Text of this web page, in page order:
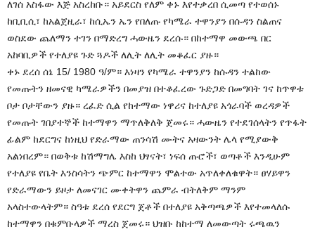
ለገሰ አስፋው እጅ አስረከቡ። አይደርስ የለም ቀኑ እየተቃረበ ሲመጣ የተወሰኑ
ከቢቢሲ፣ ከአልጀዚራ፣ ከሲኤን ኤን የበለጡ የካሜራ ተዋንያን በሱዳን ስልጠና
ወስደው ጨለማን ተገን በማድረግ ሓውዜን ደረሱ። በከተማዋ መውጫ በር
አከባቢዎች የተለያዩ ጉድ ጓዶች ለሊት ለሊት መቆፈር ያዙ።
ቀኑ ደረሰ ሰኔ 15/ 1980 ዓ/ም። እነዛን የካሜራ ተዋንያን ከሱዳን ተልከው
የመጡትን ዘመናዊ ካሜራዎችን በመያዝ በተቆፈረው ጉድጋድ በመግባት ገና ከጥዋቱ
ቦታ ቦታቸውን ያዙ። ረፈድ ሲል የከተማው ነዋሪና ከተለያዩ አጎራባች ወረዳዎች
የመጡት ገበያተኞች ከተማዋን ማጥለቅለቅ ጀመሩ። ሓውዜን የተደገሰላትን የጥፋት
ፊልም ከደርግና ከነዚህ የድራማው ጠንሳሽ ሙትና አዛውንት ሌላ የሚያውቅ
አልነበረም። በወቅቱ ከሽማግሌ እስከ ህፃናት፣ ነፍሰ ጡሮች፣ ወጣቶች እንዲሁም
የተለያዩ የቤት እንስሳትን ጭምር ከተማዋን ሞልተው አጥለቀለቁዋት። ፀሃይዋን
የድራማውን ይዞታ ለመናገር ሙቀትዋን ጨምራ ብትለቅም ማንም
አላስተውላትም። ስዓቱ ደረሰ የደርግ ጀቶች በተለያዩ አቅጣጫዎች እየተመላለሱ
ከተማዋን በቁምቡላዎች ማረስ ጀመሩ። ህዝቡ ከከተማ ለመውጣት ሩጫዉን